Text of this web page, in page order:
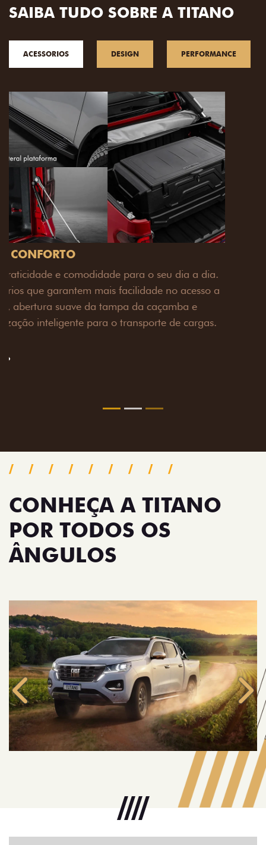
SAIBA TUDO SOBRE A TITANO
ACESSORIOS DESIGN PERFORMANCE
PACK OFF-ROAD
Prepare sua picape para qualquer desafio. O Pack
off-road combina engate de reboque para até 3,5
toneladas, alargadores de para-lamas e overbumper,
oferecendo mais capacidade de reboque, proteção
imponente para enfrentar qualquer terreno com
Pack tecnologia
CONHEÇA A TITANO
POR TODOS OS
ÂNGULOS
Anterior